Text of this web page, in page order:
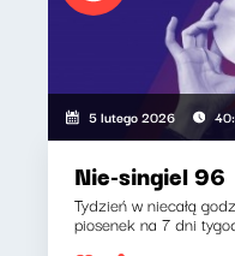
5 lutego 2026
Nie-singiel 96
Tydzień w niecałą
piosenek na 7 dni